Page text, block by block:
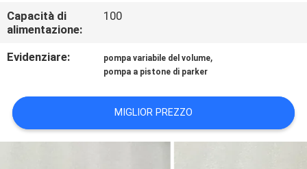
UNA
CITAZIONE
MAPPA
DEL
SITO
Capacità di
alimentazione:
100
Evidenziare: pompa variabile del volume,
pompa a pistone di parker
MIGLIOR PREZZO